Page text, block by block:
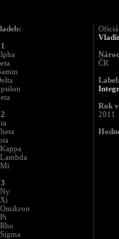
ČR
Rok
2011